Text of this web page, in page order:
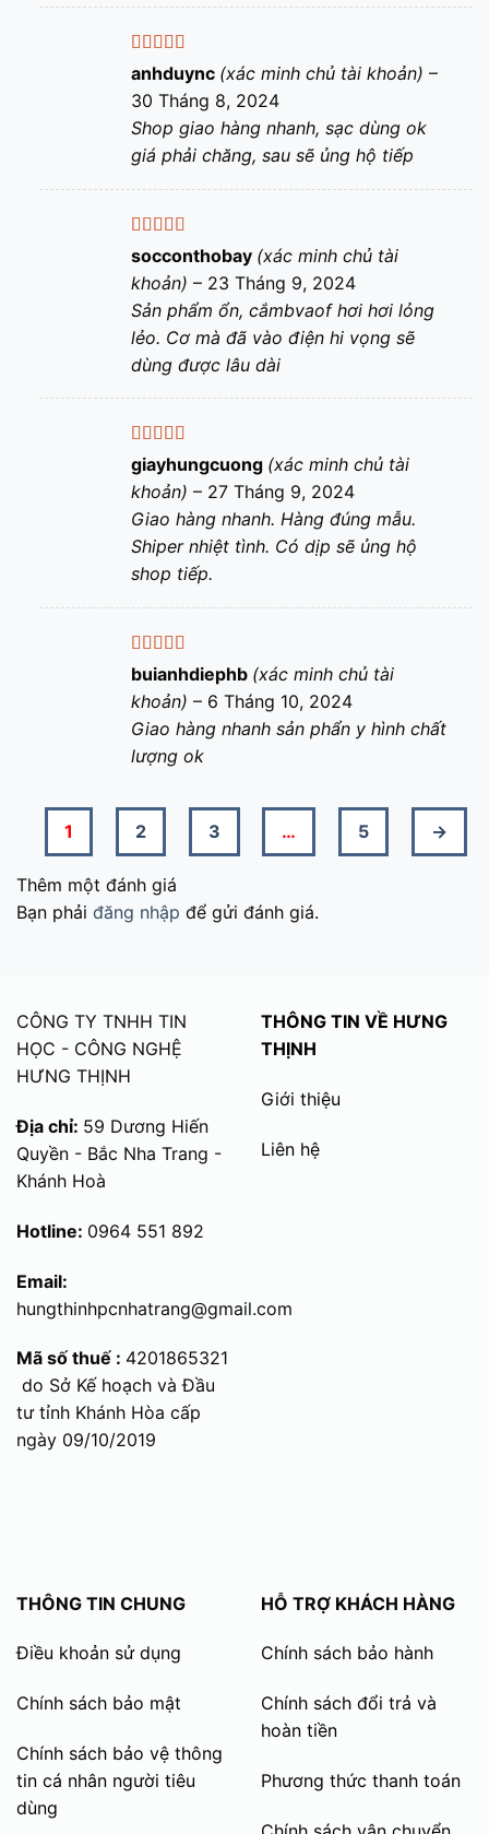
Được xếp
hạng55 sao
anhduync (xác minh chủ tài khoản) –
30 Tháng 8, 2024
Shop giao hàng nhanh, sạc dùng ok
giá phải chăng, sau sẽ ủng hộ tiếp
Được xếp
hạng55 sao
socconthobay (xác minh chủ tài
khoản) – 23 Tháng 9, 2024
Sản phẩm ổn, cắmbvaof hơi hơi lỏng
lẻo. Cơ mà đã vào điện hi vọng sẽ
dùng được lâu dài
Được xếp
hạng
5 sao
giayhungcuong (xác minh chủ tài
khoản) – 27 Tháng 9, 2024
Giao hàng nhanh. Hàng đúng mẫu.
Shiper nhiệt tình. Có dịp sẽ ủng hộ
shop tiếp.
Được xếp
hạng55 sao
buianhdiephb (xác minh chủ tài
khoản) – 6 Tháng 10, 2024
Giao hàng nhanh sản phẩn y hình chất
lượng ok
1 2 3 … 5 →
Thêm một đánh giá
Bạn phải đăng nhập để gửi đánh giá.
CÔNG TY TNHH TIN
HỌC - CÔNG NGHỆ
HƯNG THỊNH
Địa chỉ: 59 Dương Hiến
Quyền - Bắc Nha Trang -
Khánh Hoà
Hotline: 0964 551 892
Email:
hungthinhpcnhatrang@gmail.com
Mã số thuế : 4201865321
do Sở Kế hoạch và Đầu
tư tỉnh Khánh Hòa cấp
ngày 09/10/2019
THÔNG TIN VỀ HƯNG
THỊNH
Giới thiệu
Liên hệ
THÔNG TIN CHUNG
Điều khoản sử dụng
Chính sách bảo mật
Chính sách bảo vệ thông
tin cá nhân người tiêu
dùng
HỖ TRỢ KHÁCH HÀNG
Chính sách bảo hành
Chính sách đổi trả và
hoàn tiền
Phương thức thanh toán